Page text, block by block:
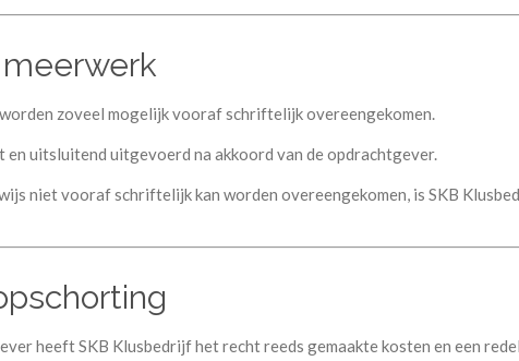
zoveel mogelijk vooraf schriftelijk overeengekomen.
uitsluitend uitgevoerd na akkoord van de opdrachtgever.
niet vooraf schriftelijk kan worden overeengekomen, is SKB
heeft SKB Klusbedrijf het recht reeds gemaakte kosten en een